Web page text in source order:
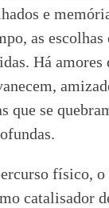
e
as escolhas
Há
que se
físico, o
catalisador